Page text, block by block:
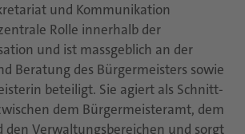
und Kommunikation
Rolle innerhalb der
und ist massgeblich an der
Beratung des Bürgermeisters sowie
beteiligt. Sie agiert als Schnitt-
dem Bürgermeisteramt, dem
den Verwaltungsbereichen und sorgt